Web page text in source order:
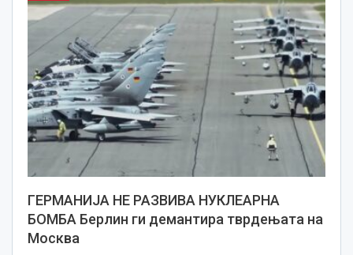
ГЕРМАНИЈА НЕ РАЗВИВА НУКЛЕАРНА
БОМБА Берлин ги демантира тврдењата на
Москва